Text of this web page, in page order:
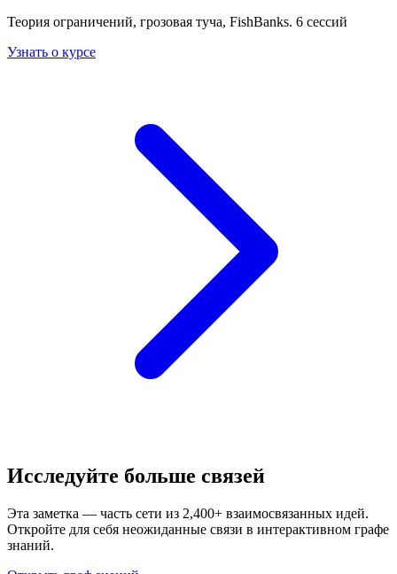
Теория ограничений, грозовая туча, FishBanks. 6 сессий
Узнать о курсе
Исследуйте больше связей
Эта заметка — часть сети из 2,400+ взаимосвязанных идей.
Откройте для себя неожиданные связи в интерактивном графе
знаний.